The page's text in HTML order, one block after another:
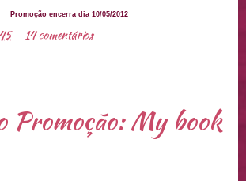
Promoção encerra dia 10/05/2012
14 comentários
Promoção: My book